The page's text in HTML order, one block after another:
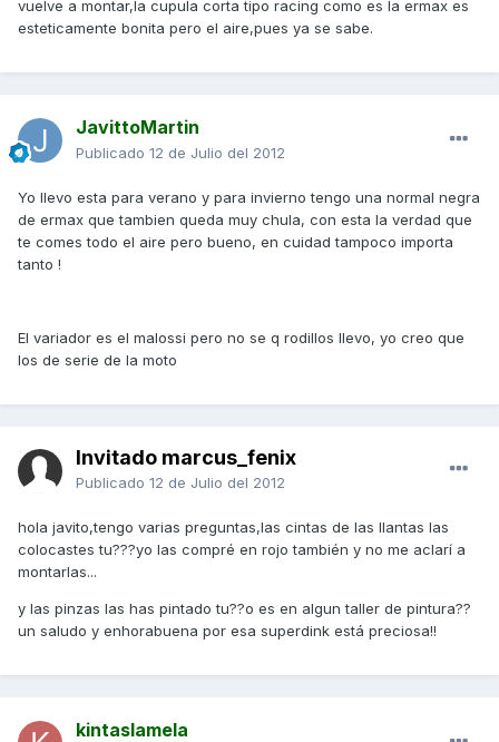
vuelve a montar,la cupula corta tipo racing como es la ermax es
esteticamente bonita pero el aire,pues ya se sabe.
JavittoMartin
Publicado 12 de Julio del 2012
Yo llevo esta para verano y para invierno tengo una normal negra
de ermax que tambien queda muy chula, con esta la verdad que
te comes todo el aire pero bueno, en cuidad tampoco importa
tanto !
El variador es el malossi pero no se q rodillos llevo, yo creo que
los de serie de la moto
Invitado marcus_fenix
Publicado 12 de Julio del 2012
hola javito,tengo varias preguntas,las cintas de las llantas las
colocastes tu???yo las compré en rojo también y no me aclarí a
montarlas...
y las pinzas las has pintado tu??o es en algun taller de pintura??
un saludo y enhorabuena por esa superdink está preciosa!!
kintaslamela